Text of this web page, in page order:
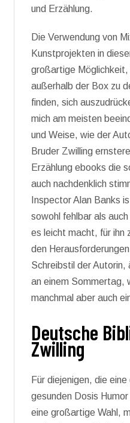
und Erzählung.
Die Verwendung von
Kunstprojekten in
großartige
außerhalb der Box zu
finden, sich
mich am meisten
und Weise, wie der
Bruder Zwilling
Erzählung ebooks die
auch nachdenklich
Inspector Alan Banks
sowohl fehlbar als
es leicht macht, für ihn
den
Schreibstil der Autorin,
an einem Sommertag,
manchmal aber auch
Deutsche
Zwilling
Für diejenigen, die
gesunden Dosis
eine großartige Wahl,